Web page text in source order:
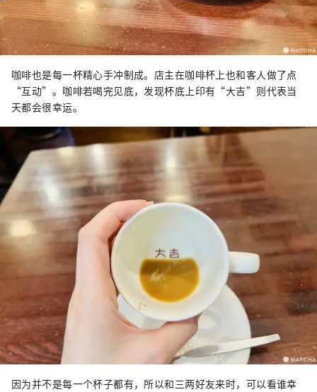
咖啡也是每一杯精心手冲制成。店主在咖啡杯上也和客人做了点
“互动”。咖啡若喝完见底，发现杯底上印有“大吉”则代表当
天都会很幸运。
因为并不是每一个杯子都有，所以和三两好友来时，可以看谁幸